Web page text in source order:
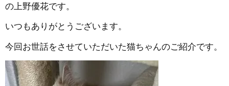
の上野優花です。
いつもありがとうございます。
今回お世話をさせていただいた猫ちゃんのご紹介です。